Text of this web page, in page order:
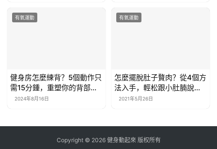
有氧運動
健身房怎麼練背？5個動作只
需15分鍾，重塑你的背部線
條！
2024年8月16日
有氧運動
怎麼擺脫肚子贅肉？從4個方
法入手，輕松跟小肚腩說拜
拜2021年5月26日
Copyright © 2026 健身動起來 版权所有